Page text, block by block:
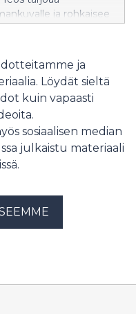
ja rohkaisee
ja
Löydät sieltä
kuin vapaasti
sosiaalisen median
julkaistu materiaali